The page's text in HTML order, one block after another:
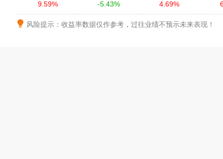
9.59% -5.43% 4.69%
风险提示：收益率数据仅作参考，过往业绩不预示未来表现！